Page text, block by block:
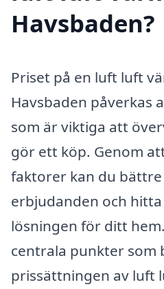
Havsbaden?
Priset på en luft luft
Havsbaden påverkas
som är viktiga att
gör ett köp. Genom
faktorer kan du
erbjudanden och
lösningen för ditt
centrala punkter som
prissättningen av luft